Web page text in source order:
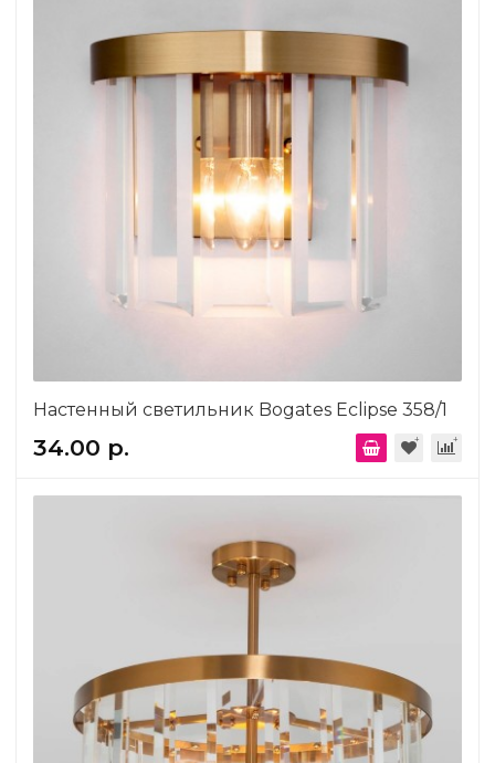
Настенный светильник Bogates Eclipse 358/1
34.00 р.